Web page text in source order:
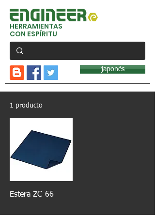
HERRAMIENTAS
CON ESPÍRITU
japonés
1 producto
Estera ZC-66